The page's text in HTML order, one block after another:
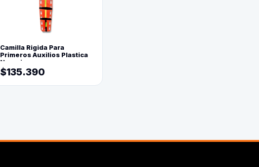
Camilla Rigida Para
Primeros Auxilios Plastica
Naranja
$135.390